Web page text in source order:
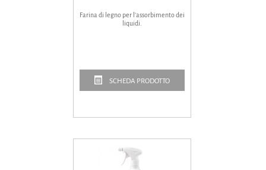
Farina di legno per l’assorbimento dei
liquidi.
SCHEDA PRODOTTO